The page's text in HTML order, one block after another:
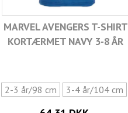
MARVEL AVENGERS T-SHIRT
KORTÆRMET NAVY 3-8 ÅR
2-3 år/98 cm 3-4 år/104 cm